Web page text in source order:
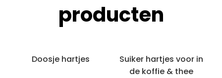
producten
Doosje hartjes
Suiker hartjes voor in
de koffie & thee